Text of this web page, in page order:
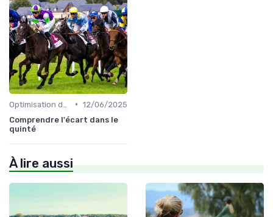
• 12/06/2025
Comprendre l'écart dans le
quinté
À lire aussi